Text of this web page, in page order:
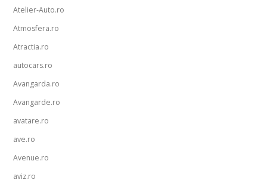
Atelier-Auto.ro
Atmosfera.ro
Atractia.ro
autocars.ro
Avangarda.ro
Avangarde.ro
avatare.ro
ave.ro
Avenue.ro
aviz.ro